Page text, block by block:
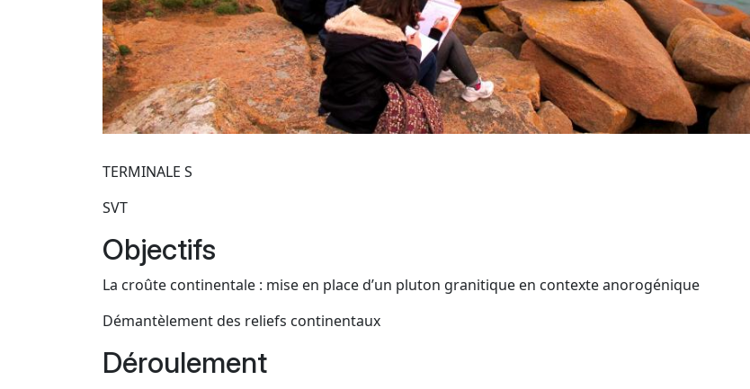
TERMINALE S
SVT
Objectifs
La croûte continentale : mise en place d’un pluton granitique en contexte anorogénique
Démantèlement des reliefs continentaux
Déroulement